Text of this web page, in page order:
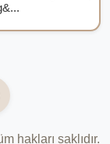
hakları saklıdır.